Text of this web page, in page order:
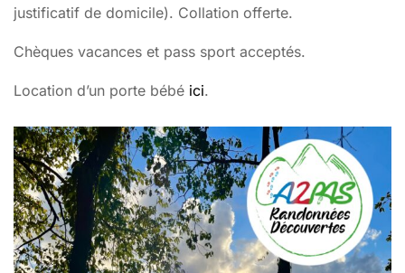
justificatif de domicile). Collation offerte.
Chèques vacances et pass sport acceptés.
Location d’un porte bébé ici.